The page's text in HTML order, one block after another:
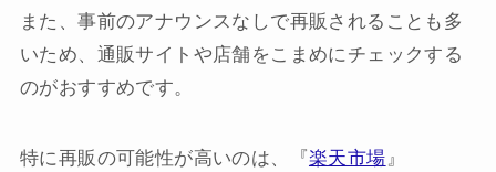
また、事前のアナウンスなしで再販されることも多
いため、通販サイトや店舗をこまめにチェックする
のがおすすめです。
特に再販の可能性が高いのは、『楽天市場 』